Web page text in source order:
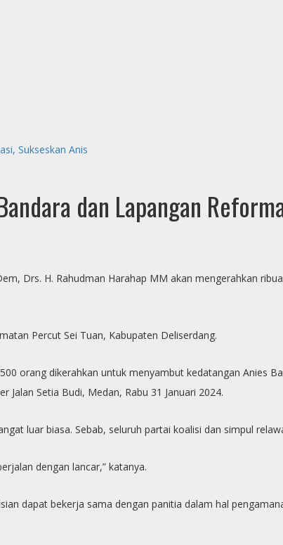
Sukseskan Anis
dan Lapangan
Drs. H. Rahudman Harahap MM akan mengerahkan
Percut Sei Tuan, Kabupaten Deliserdang.
orang dikerahkan untuk menyambut kedatangan Anies
Jalan Setia Budi, Medan, Rabu 31 Januari 2024.
luar biasa. Sebab, seluruh partai koalisi dan simpul
dengan lancar,” katanya.
dapat bekerja sama dengan panitia dalam hal